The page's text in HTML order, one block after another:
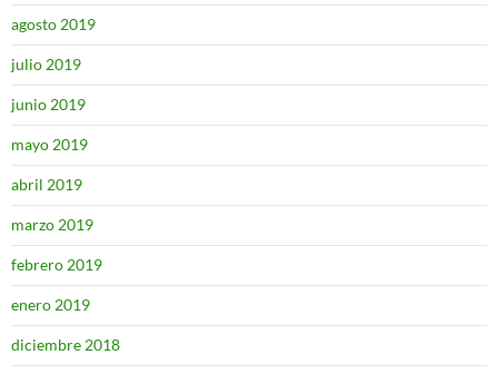
agosto 2019
julio 2019
junio 2019
mayo 2019
abril 2019
marzo 2019
febrero 2019
enero 2019
diciembre 2018